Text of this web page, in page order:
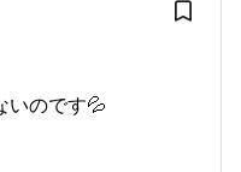
いのです💦